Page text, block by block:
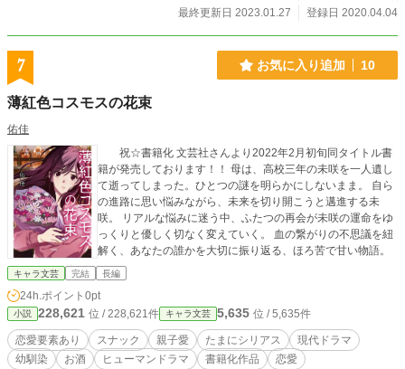
最終更新日 2023.01.27 登録日 2020.04.04
7 お気に入り追加 10
薄紅色コスモスの花束
佑佳
祝☆書籍化 文芸社さんより2022年2月初旬同タイトル書
籍が発売しております！！ 母は、高校三年の未咲を一人遺し
て逝ってしまった。ひとつの謎を明らかにしないまま。 自ら
の進路に思い悩みながら、未来を切り開こうと邁進する未
咲。 リアルな悩みに迷う中、ふたつの再会が未咲の運命をゆ
っくりと優しく切なく変えていく。 血の繋がりの不思議を紐
解く、あなたの誰かを大切に振り返る、ほろ苦で甘い物語。
キャラ文芸 完結 長編
24h.ポイント 0pt
小説 228,621 位 / 228,621件 キャラ文芸 5,635 位 / 5,635件
恋愛要素あり スナック 親子愛 たまにシリアス
現代ドラマ
幼馴染
お酒 ヒューマンドラマ 書籍化作品 恋愛